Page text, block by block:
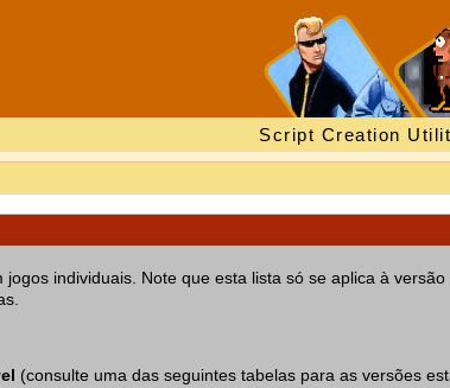
Script Creation
individuais. Note que esta lista só se aplica à versão
(consulte uma das seguintes tabelas para as versões